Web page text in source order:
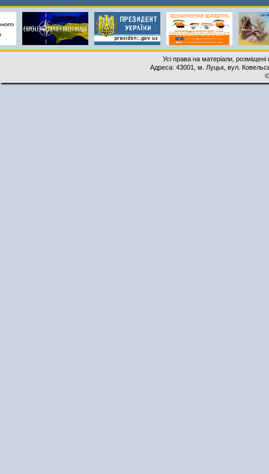
Усі права на матеріали,
Адреса: 43001, м. Луцьк, вул.